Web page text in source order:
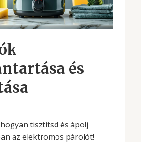
és
tisztítsd és ápolj
az elektromos párolót!